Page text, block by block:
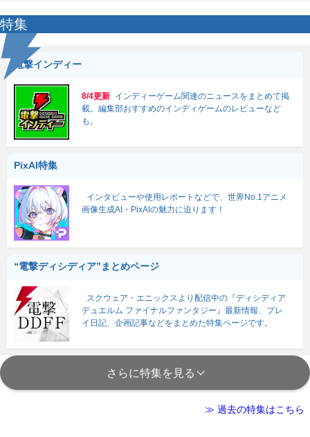
特集
電撃インディー
8/4更新 インディーゲーム関連のニュースをまとめて掲
載。編集部おすすめのインディゲームのレビューなど
も。
PixAI特集
インタビューや使用レポートなどで、世界No.1アニメ
画像生成AI・PixAIの魅力に迫ります！
“電撃ディシディア”まとめページ
スクウェア・エニックスより配信中の『ディシディア
デュエルム ファイナルファンタジー』最新情報、プレ
イ日記、企画記事などをまとめた特集ページです。
さらに特集を見る
≫ 過去の特集はこちら